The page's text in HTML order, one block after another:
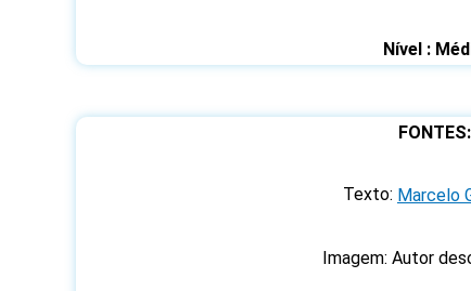
Nível :
FONTES:
Texto: Marcelo
Imagem: Autor